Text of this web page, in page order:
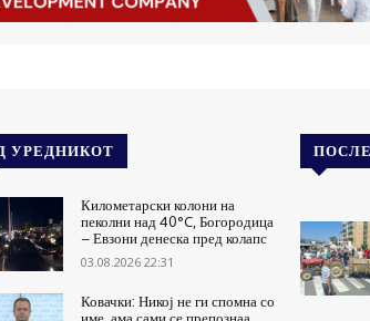
УРЕДНИКОТ
Километарски колони на
пеколни над 40°C, Богородица
– Евзони денеска пред колапс
03.08.2026 22:31
Ковачки: Никој не ги спомна со